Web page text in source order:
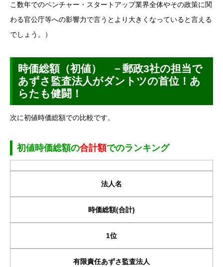
こ数年でのベンチャー・スタートアップ業界全体やその政策に関
わる官公庁等への影響力で言うとより大きくなっていると言える
でしょう。）
時価総額（初値） －郵政3社の担当で
あずさ監査法人がダントツの首位！あ
らたも健闘！
次に初値時価総額での比較です。
初値時価総額の合計額でのランキング
法人名
時価総額(合計)
1位
有限責任あずさ監査法人